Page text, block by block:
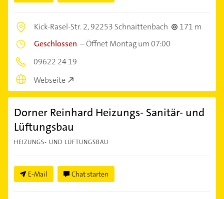
Kick-Rasel-Str. 2,92253 Schnaittenbach
171 m
Geschlossen –Öffnet Montag um 07:00
09622 24 19
Webseite
Dorner Reinhard Heizungs- Sanitär- und
Lüftungsbau
HEIZUNGS- UND LÜFTUNGSBAU
E-Mail Chat starten